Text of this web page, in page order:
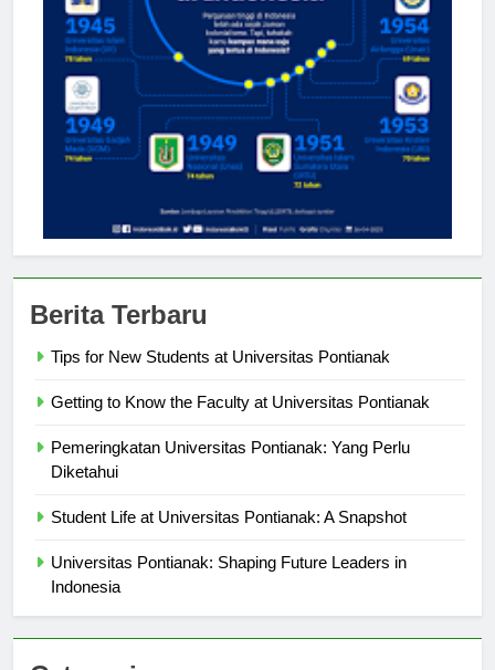
Pemeringkatan Universitas Pontianak: Yang Perlu
Universitas Pontianak: Shaping Future Leaders in